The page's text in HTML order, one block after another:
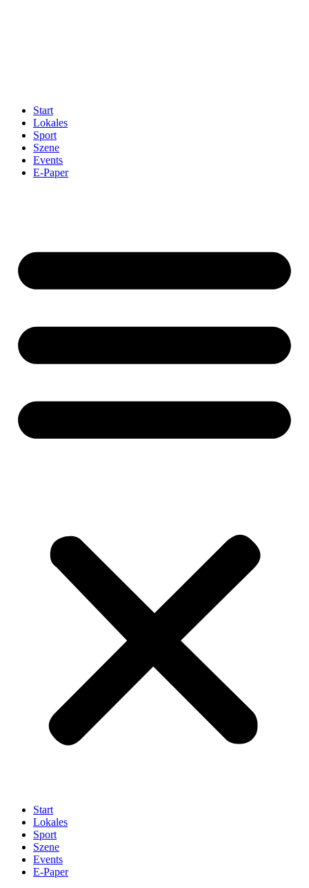
Start
Lokales
Sport
Szene
Events
E-Paper
Start
Lokales
Sport
Szene
Events
E-Paper